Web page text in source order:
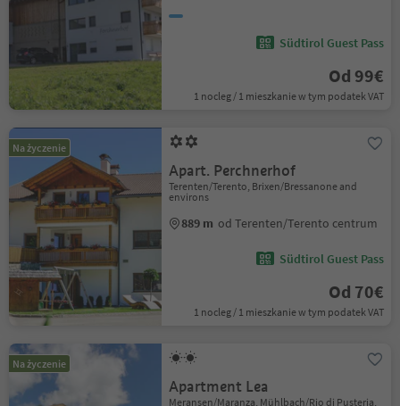
Südtirol Guest Pass
Od 99€
1 nocleg / 1 mieszkanie w tym podatek VAT
Na życzenie
Apart. Perchnerhof
Terenten/Terento, Brixen/Bressanone and
environs
889 m od Terenten/Terento centrum
Südtirol Guest Pass
Od 70€
1 nocleg / 1 mieszkanie w tym podatek VAT
Na życzenie
Apartment Lea
Meransen/Maranza, Mühlbach/Rio di Pusteria,